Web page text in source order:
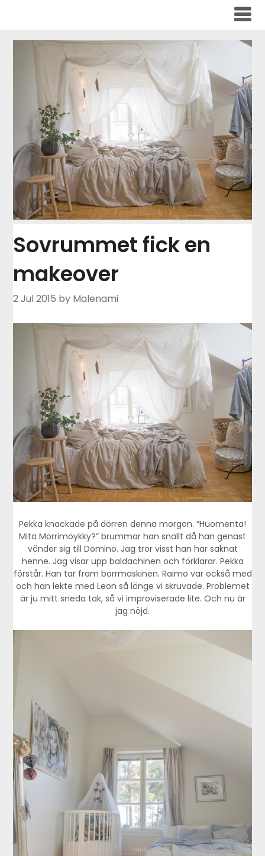
content
Sovrummet fick en
makeover
2 Jul 2015 by Malenami
Pekka knackade på dörren denna morgon. “Huomenta!
Mitä Mörrimöykky?” brummar han snällt då han genast
vänder sig till Domino. Jag tror visst han har saknat
henne. Jag visar upp baldachinen och förklarar. Pekka
förstår. Han tar fram borrmaskinen. Raimo var också med
och han lekte med Leon så länge vi skruvade. Problemet
är ju mitt sneda tak, så vi improviserade lite. Och nu är
jag nöjd.